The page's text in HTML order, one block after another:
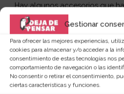
Gestionar
Para ofrecer las mejores experiencias,
cookies para almacenar y/o acceder a la
consentimiento de estas tecnologías nos
comportamiento de navegación o las
No consentir o retirar el consentimiento,
ciertas características y funciones.
Hay algunos accesorios que
nuestras vidas y se han
Leer más
349 €
Ver